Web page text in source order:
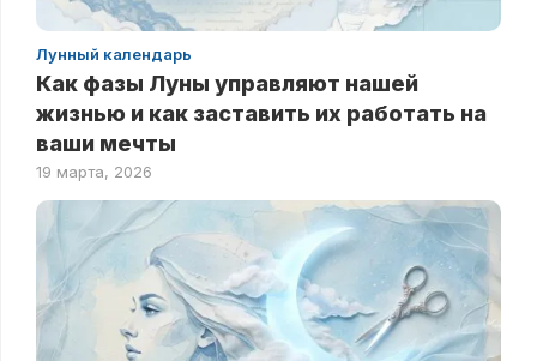
Лунный календарь
Как фазы Луны управляют нашей
жизнью и как заставить их работать на
ваши мечты
19 марта, 2026